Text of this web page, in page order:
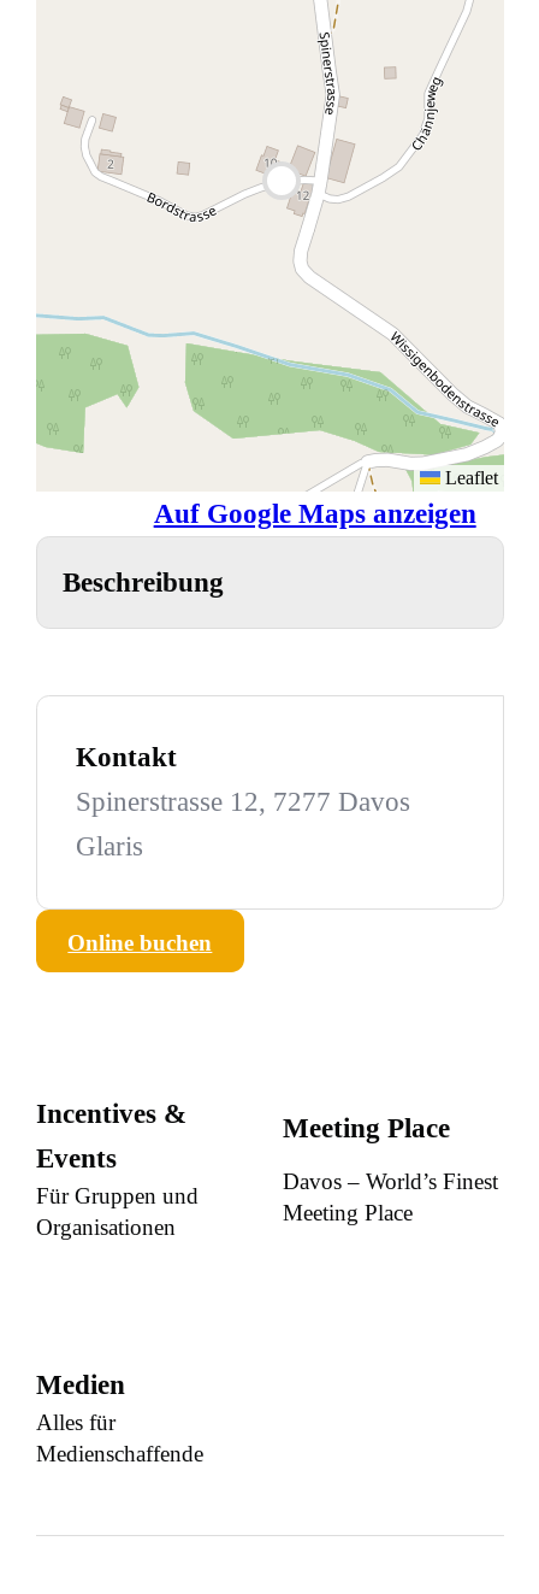
Leaflet
Auf Google Maps anzeigen
Beschreibung
Kontakt
Spinerstrasse 12, 7277 Davos
Glaris
Online buchen
Incentives &
Events
Für Gruppen und
Organisationen
Meeting Place
Davos – World’s Finest
Meeting Place
Medien
Alles für
Medienschaffende